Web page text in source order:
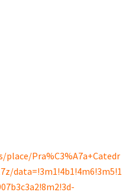
Pra%C3%A7a+Catedr
data=!3m1!4b1!4m6!3m5!1